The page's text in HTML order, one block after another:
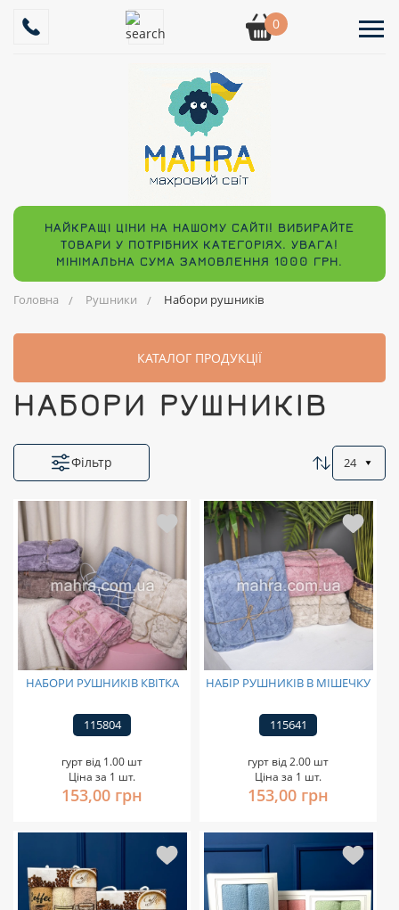
0
НАЙКРАЩІ ЦІНИ НА НАШОМУ САЙТІ! ВИБИРАЙТЕ
ТОВАРИ У ПОТРІБНИХ КАТЕГОРІЯХ. УВАГА!
МІНІМАЛЬНА СУМА ЗАМОВЛЕННЯ 1000 ГРН.
Головна Рушники Набори рушників
КАТАЛОГ ПРОДУКЦІЇ
НАБОРИ РУШНИКІВ
Фільтр 24
НАБОРИ РУШНИКІВ КВІТКА
115804
гурт від 1.00 шт
Ціна за 1 шт.
153,00 грн
НАБІР РУШНИКІВ В МІШЕЧКУ
115641
гурт від 2.00 шт
Ціна за 1 шт.
153,00 грн